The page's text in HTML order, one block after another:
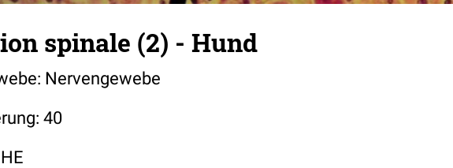
spinale (2) - Hund
Nervengewebe
40